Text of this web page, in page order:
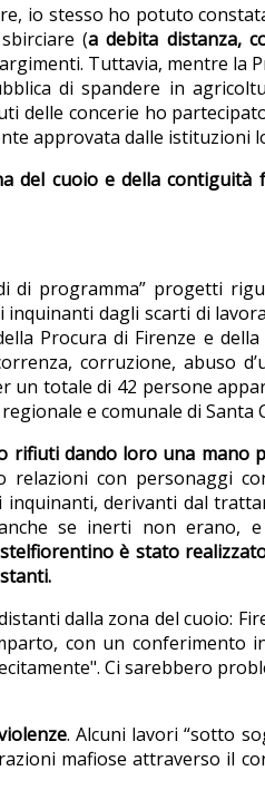
io stesso ho potuto
(a debita distanza,
Tuttavia, mentre la
di spandere in
delle concerie ho
approvata dalle istituzioni
del cuoio e della contiguità
di programma” progetti
dagli scarti di
Procura di Firenze e della
corruzione, abuso
un totale di 42 persone
e comunale di Santa
rifiuti dando loro una mano
con personaggi
derivanti dal
se inerti non erano, e
è stato
dalla zona del cuoio:
con un conferimento
Ci sarebbero
. Alcuni lavori “sotto
mafiose attraverso il